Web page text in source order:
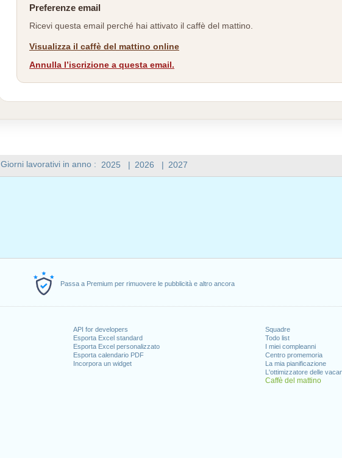
Passa a Premium per rimuovere le pubblicità e altro ancora
API for developers
Esporta Excel standard
Esporta Excel personalizzato
Esporta calendario PDF
Incorpora un widget
Squadre
Todo list
I miei compleanni
Centro promemoria
La mia pianificazione
L'ottimizzatore delle
Caffè del mattino
Giorni lavorativi in anno : 2025 | 2026 | 2027
Preferenze email
Ricevi questa email perché hai attivato il caffè del mattino.
Visualizza il caffè del mattino online
Annulla l’iscrizione a questa email.